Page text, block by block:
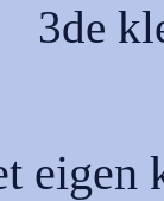
3de
eigen